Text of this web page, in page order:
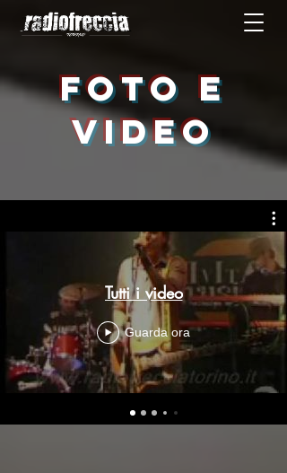
FOTO E
VIDEO
Tutti i video
Guarda ora